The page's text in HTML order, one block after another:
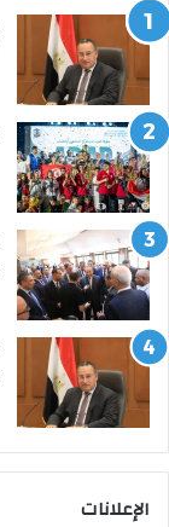
الإعلانات